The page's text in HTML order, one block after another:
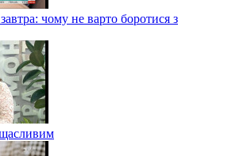
чому не варто боротися з
щасливим